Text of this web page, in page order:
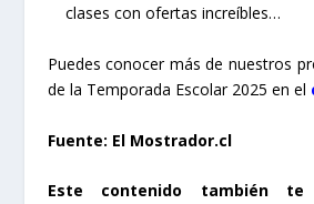
clases con ofertas increíbles…
Puedes conocer más de nuestros
de la Temporada Escolar 2025 en el
Fuente: El Mostrador.cl
Este contenido también